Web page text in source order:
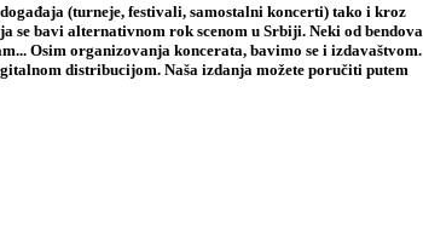
(turneje, festivali, samostalni koncerti) tako i kroz
se bavi alternativnom rok scenom u Srbiji. Neki od bendova
Osim organizovanja koncerata, bavimo se i izdavaštvom.
distribucijom. Naša izdanja možete poručiti putem